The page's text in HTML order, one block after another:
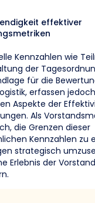
effektiver
Kennzahlen wie
der
für die
erfassen
Aspekte der
Als
die Grenzen dieser
Kennzahlen zu
strategisch
Erlebnis der